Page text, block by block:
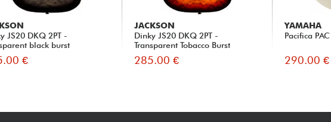
JS20 DKQ 2PT -
black burst
€
JACKSON
Dinky JS20 DKQ 2PT -
Transparent Tobacco Burst
285.00 €
YAMAHA
Pacifica
290.00 €